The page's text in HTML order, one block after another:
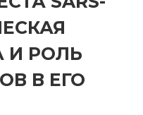
И РОЛЬ
В ЕГО